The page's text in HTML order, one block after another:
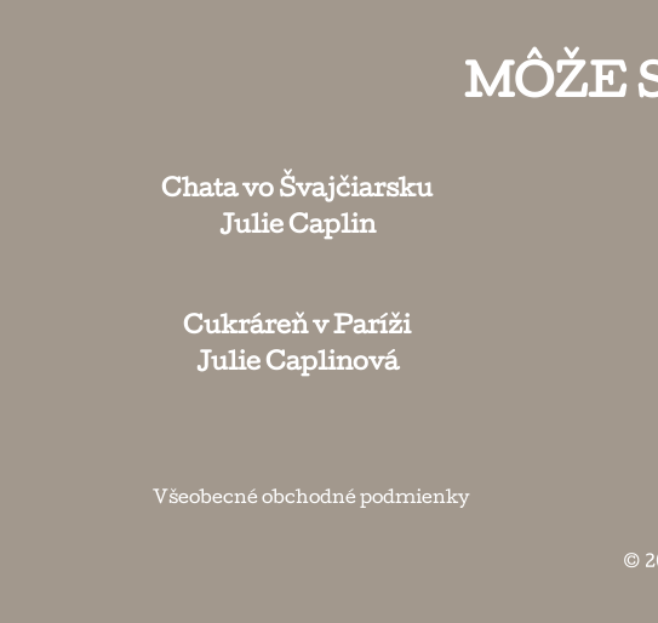
MÔŽE
Chata vo Švajčiarsku
Julie Caplin
Cukráreň v Paríži
Julie Caplinová
Všeobecné obchodné podmienky
©